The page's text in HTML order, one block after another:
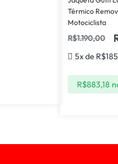
Térmico
Motociclista
R$1.190,00
5x de R$
R$883,18